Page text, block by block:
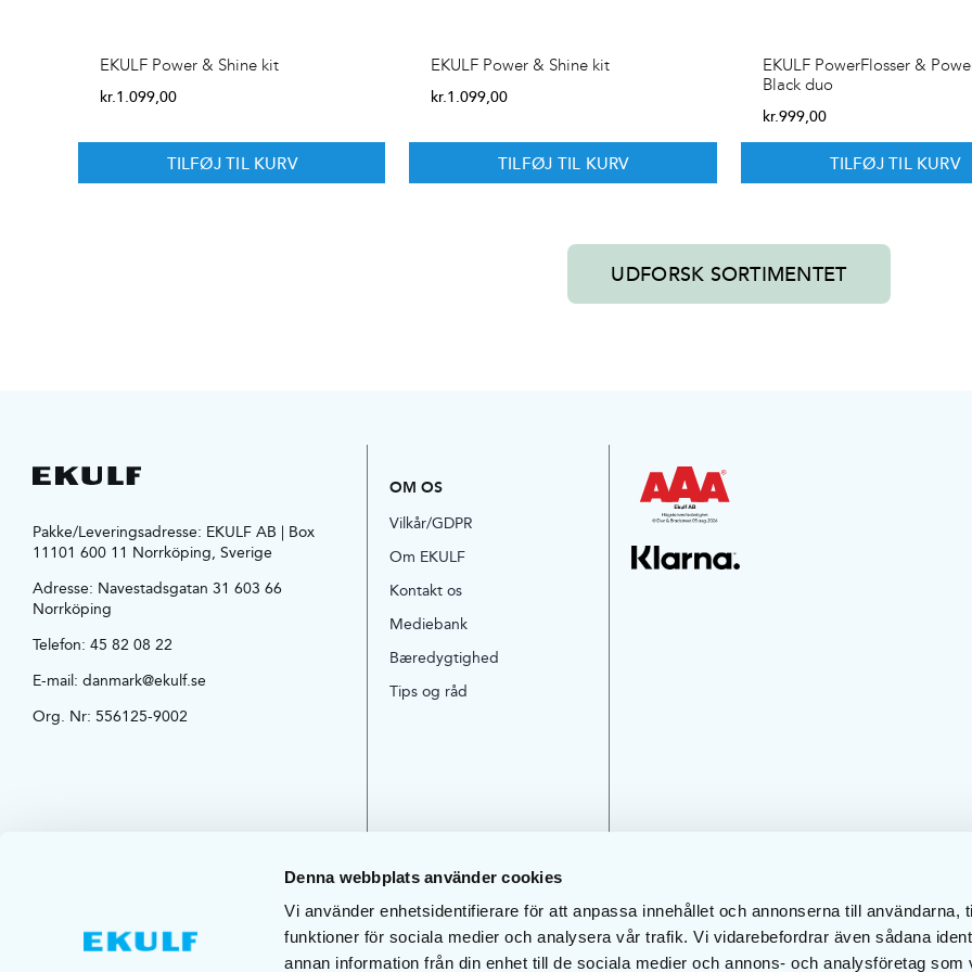
Denna webbplats använder cookies
Vi använder enhetsidentifierare för att anpassa innehållet och annonserna till användarna,
funktioner för sociala medier och analysera vår trafik. Vi vidarebefordrar även sådana
annan information från din enhet till de sociala medier och annons- och analysföretag som
EKULF Power & Shine kit
kr.1.099,00
TILFØJ TIL KURV
EKULF Power & Shine kit
kr.1.099,00
TILFØJ TIL KURV
EKULF PowerFlosser &
Black duo
kr.999,00
TILFØJ TIL KURV
UDFORSK SORTIMENTET
Pakke/Leveringsadresse: EKULF AB | Box
11101 600 11 Norrköping, Sverige
Adresse: Navestadsgatan 31 603 66
Norrköping
Telefon: 45 82 08 22
E-mail: danmark@ekulf.se
Org. Nr: 556125-9002
OM OS
Vilkår/GDPR
Om EKULF
Kontakt os
Mediebank
Bæredygtighed
Tips og råd